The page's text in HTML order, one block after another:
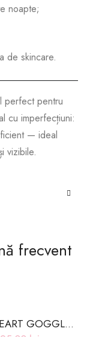
noapte;
de skincare.
perfect pentru
cu imperfecțiuni:
— ideal
vizibile.
frecvent
MASK HEART GOGGLE MOISTURE – 7g*1pcs